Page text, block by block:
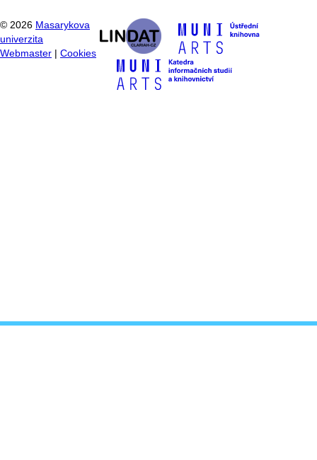
© 2026 Masarykova
univerzita
Webmaster
Cookies